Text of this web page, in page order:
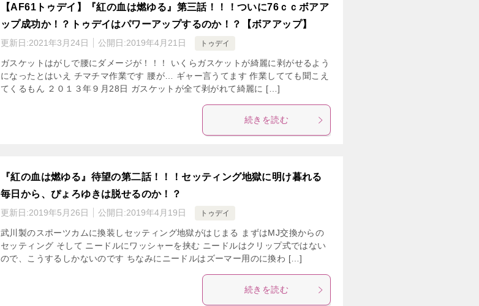
【AF61トゥデイ】『紅の血は燃ゆる』第三話！！！ついに76ｃｃボアア
ップ成功か！？トゥデイはパワーアップするのか！？【ボアアップ】
更新日:2021年3月24日 公開日:2019年4月21日 トゥデイ
ガスケットはがしで腰にダメージが！！！ いくらガスケットが綺麗に剥がせるよう
になったとはいえ チマチマ作業です 腰が… ギャー言うてます 作業してても聞こえ
てくるもん ２０１３年９月28日 ガスケットが全て剥がれて綺麗に […]
続きを読む
『紅の血は燃ゆる』待望の第二話！！！セッティング地獄に明け暮れる
毎日から、ぴょろゆきは脱せるのか！？
更新日:2019年5月26日 公開日:2019年4月19日 トゥデイ
武川製のスポーツカムに換装しセッティング地獄がはじまる まずはMJ交換からの
セッティング そして ニードルにワッシャーを挟む ニードルはクリップ式ではない
ので、こうするしかないのです ちなみにニードルはズーマー用のに換わ […]
続きを読む